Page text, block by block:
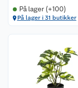
På lager (+100)
På lager i 31 butikker